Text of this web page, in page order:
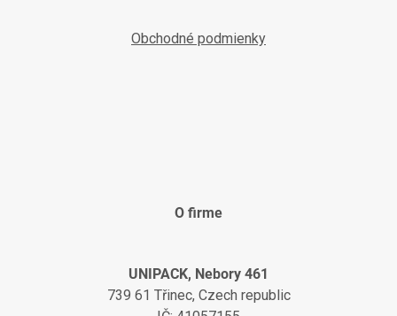
Obchodné podmienky
O firme
UNIPACK, Nebory 461
739 61 Třinec, Czech republic